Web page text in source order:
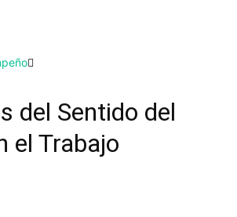
del Sentido del
el Trabajo